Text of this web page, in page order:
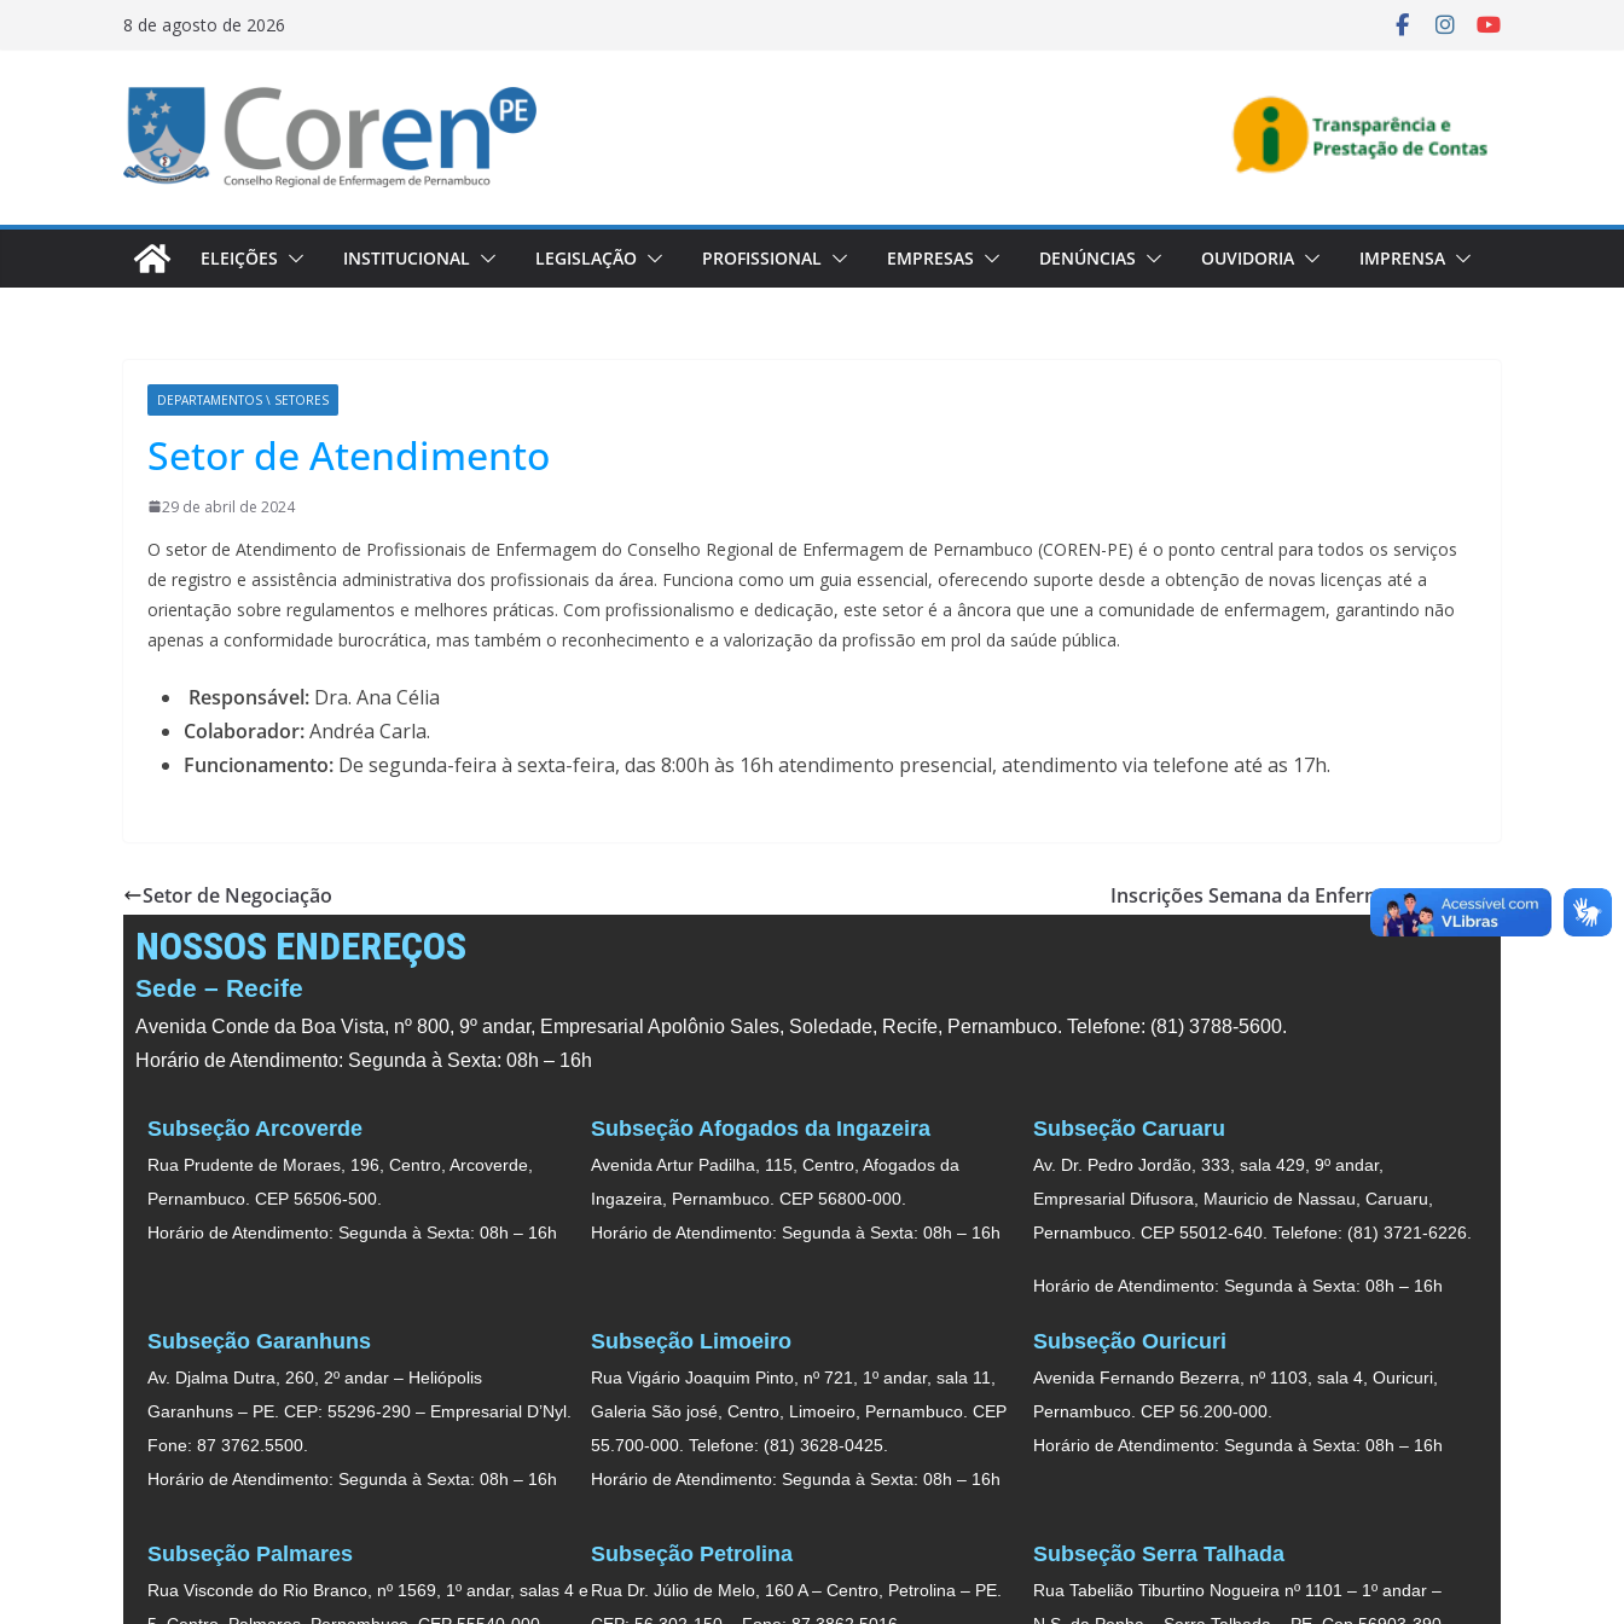
8 de agosto de 2026
ELEIÇÕES INSTITUCIONAL LEGISLAÇÃO PROFISSIONAL EMPRESAS DENÚNCIAS OUVIDORIA IMPRENSA
DEPARTAMENTOS \ SETORES
Setor de Atendimento
29 de abril de 2024
O setor de Atendimento de Profissionais de Enfermagem do Conselho Regional de Enfermagem de Pernambuco (COREN-PE) é o ponto central para todos os serviços
de registro e assistência administrativa dos profissionais da área. Funciona como um guia essencial, oferecendo suporte desde a obtenção de novas licenças até a
orientação sobre regulamentos e melhores práticas. Com profissionalismo e dedicação, este setor é a âncora que une a comunidade de enfermagem, garantindo não
apenas a conformidade burocrática, mas também o reconhecimento e a valorização da profissão em prol da saúde pública.
Responsável: Dra. Ana Célia
Colaborador:Andréa Carla.
Funcionamento: De segunda-feira à sexta-feira, das 8:00h às 16h atendimento presencial, atendimento via telefone até as 17h.
Setor de Negociação Inscrições Semana da Enfermagem 2024
NOSSOS ENDEREÇOS
Sede – Recife
Avenida Conde da Boa Vista, nº 800, 9º andar, Empresarial Apolônio Sales, Soledade, Recife, Pernambuco. Telefone: (81) 3788-5600.
Horário de Atendimento: Segunda à Sexta: 08h – 16h
Subseção Arcoverde
Rua Prudente de Moraes, 196, Centro, Arcoverde,
Pernambuco. CEP 56506-500.
Horário de Atendimento: Segunda à Sexta: 08h – 16h
Subseção Afogados da Ingazeira
Avenida Artur Padilha, 115, Centro, Afogados da
Ingazeira, Pernambuco. CEP 56800-000.
Horário de Atendimento: Segunda à Sexta: 08h – 16h
Subseção Caruaru
Av. Dr. Pedro Jordão, 333, sala 429, 9º andar,
Empresarial Difusora, Mauricio de Nassau, Caruaru,
Pernambuco. CEP 55012-640. Telefone: (81) 3721-6226.
Horário de Atendimento: Segunda à Sexta: 08h – 16h
Subseção Garanhuns
Av. Djalma Dutra, 260, 2º andar – Heliópolis
Garanhuns – PE. CEP: 55296-290 – Empresarial D’Nyl.
Fone: 87 3762.5500.
Horário de Atendimento: Segunda à Sexta: 08h – 16h
Subseção Limoeiro
Rua Vigário Joaquim Pinto, nº 721, 1º andar, sala 11,
Galeria São josé, Centro, Limoeiro, Pernambuco. CEP
55.700-000. Telefone: (81) 3628-0425.
Horário de Atendimento: Segunda à Sexta: 08h – 16h
Subseção Ouricuri
Avenida Fernando Bezerra, nº 1103, sala 4, Ouricuri,
Pernambuco. CEP 56.200-000.
Horário de Atendimento: Segunda à Sexta: 08h – 16h
Subseção Palmares
Rua Visconde do Rio Branco, nº 1569, 1º andar, salas 4 e
Subseção Petrolina
Rua Dr. Júlio de Melo, 160 A – Centro, Petrolina – PE.
Subseção Serra Talhada
Rua Tabelião Tiburtino Nogueira nº 1101 – 1º andar –